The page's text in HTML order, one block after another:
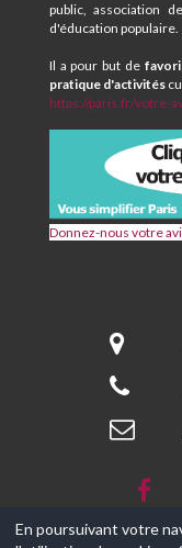
public, association
d'éducation populaire.
Il a pour but de
pratique d'activités
https://paris.fr/votre-
Donnez-nous votre
Centre
Social
MAURICE
En poursuivant votre